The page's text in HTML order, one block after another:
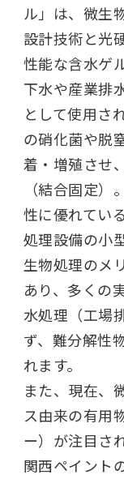
ル」は、微生
設計技術と光
性能な含水ゲ
下水や産業排
として使用さ
の硝化菌や脱
着・増殖させ
（結合固定
性に優れてい
処理設備の小
生物処理のメ
あり、多くの
水処理（工場
ず、難分解性
れます。
また、現在、
ス由来の有用
ー）が注目さ
関西ペイント